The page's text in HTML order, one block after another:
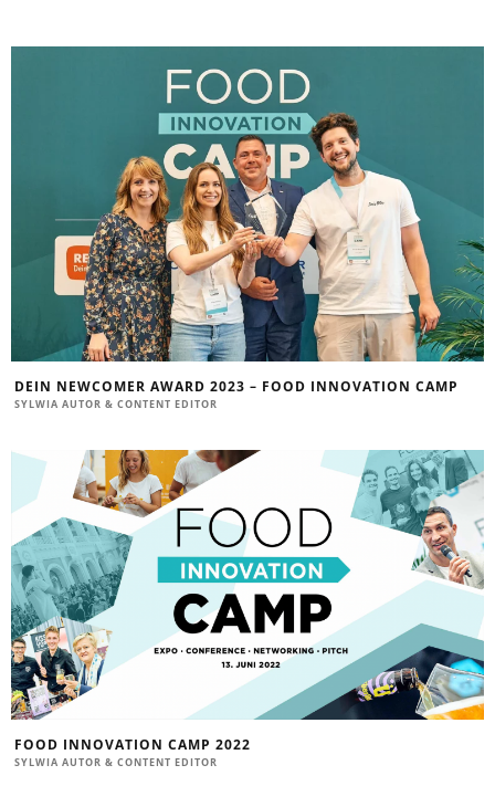
DEIN NEWCOMER AWARD 2023 – FOOD INNOVATION CAMP
SYLWIA AUTOR & CONTENT EDITOR
FOOD INNOVATION CAMP 2022
SYLWIA AUTOR & CONTENT EDITOR